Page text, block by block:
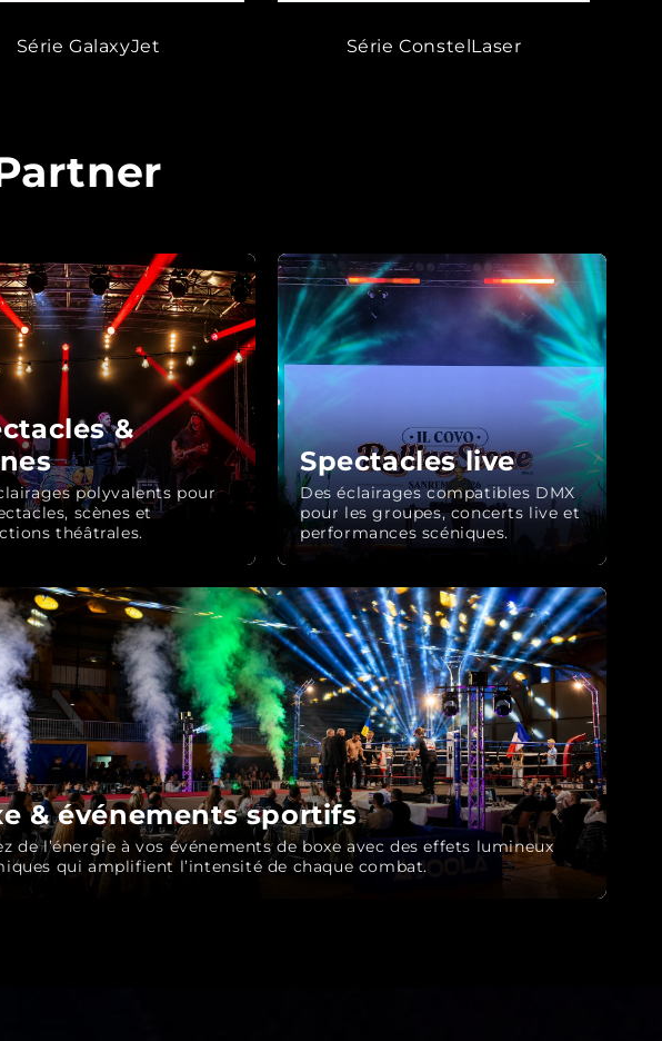
Série GalaxyJet Série ConstelLaser
&
polyvalents pour
scènes et
théâtrales.
Spectacles live
Des éclairages compatibles DMX
pour les groupes, concerts live et
performances scéniques.
& événements sportifs
de l’énergie à vos événements de boxe avec des effets lumineux
qui amplifient l’intensité de chaque combat.